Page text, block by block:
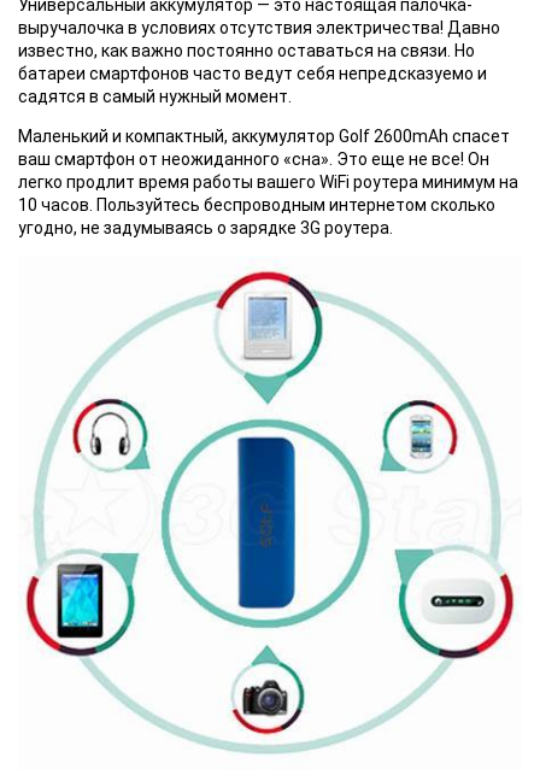
Универсальный аккумулятор — это настоящая палочка-
выручалочка в условиях отсутствия электричества! Давно
известно, как важно постоянно оставаться на связи. Но
батареи смартфонов часто ведут себя непредсказуемо и
садятся в самый нужный момент.
Маленький и компактный, аккумулятор Golf 2600mAh спасет
ваш смартфон от неожиданного «сна». Это еще не все! Он
легко продлит время работы вашего WiFi роутера минимум на
10 часов. Пользуйтесь беспроводным интернетом сколько
угодно, не задумываясь о зарядке 3G роутера.